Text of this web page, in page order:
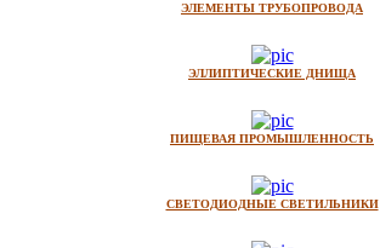
ЭЛЕМЕНТЫ ТРУБОПРОВОДА
ЭЛЛИПТИЧЕСКИЕ ДНИЩА
ПИЩЕВАЯ ПРОМЫШЛЕННОСТЬ
СВЕТОДИОДНЫЕ СВЕТИЛЬНИКИ